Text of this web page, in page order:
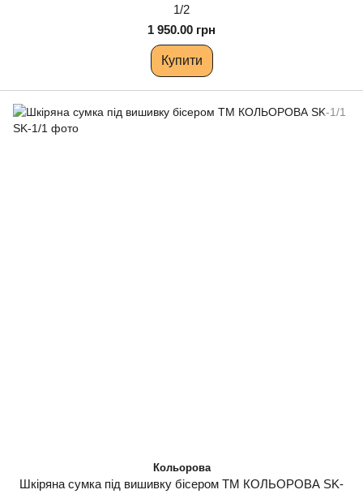
1/2
1 950.00 грн
Купити
Кольорова
Шкіряна сумка під вишивку бісером ТМ КОЛЬОРОВА SK-